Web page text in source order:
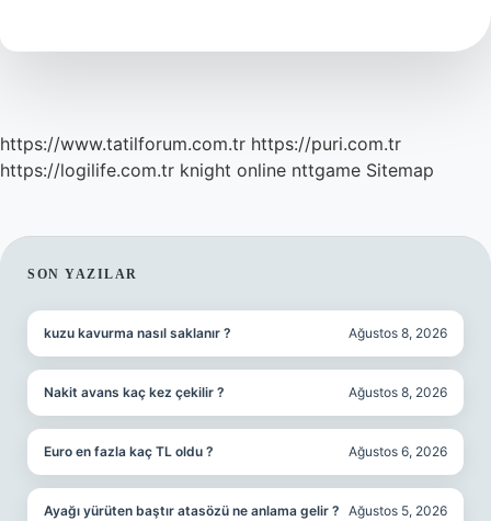
https://www.tatilforum.com.tr https://puri.com.tr
https://logilife.com.tr knight online nttgame Sitemap
SIDEBAR
SON YAZILAR
kuzu kavurma nasıl saklanır ? Ağustos 8, 2026
Nakit avans kaç kez çekilir ? Ağustos 8, 2026
Euro en fazla kaç TL oldu ? Ağustos 6, 2026
Ayağı yürüten baştır atasözü ne anlama gelir ? Ağustos 5, 2026